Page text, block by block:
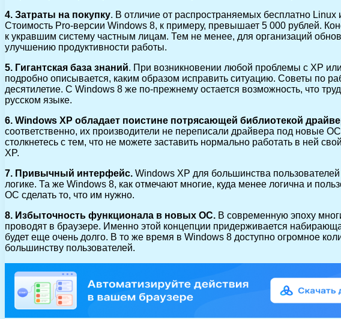
4. Затраты на покупку. В отличие от распространяемых бесплатно
Стоимость Pro-версии Windows 8, к примеру, превышает 5 000 рублей.
к укравшим систему частным лицам. Тем не менее, для организаций
улучшению продуктивности работы.
5. Гигантская база знаний. При возникновении любой проблемы с XP
подробно описывается, каким образом исправить ситуацию. Советы по
десятилетие. С Windows 8 же по-прежнему остается возможность, что
русском языке.
6. Windows XP обладает поистине потрясающей библиотекой
соответственно, их производители не переписали драйвера под новые
столкнетесь с тем, что не можете заставить нормально работать в ней
XP.
7. Привычный интерфейс. Windows XP для большинства
логике. Та же Windows 8, как отмечают многие, куда менее логична и
ОС сделать то, что им нужно.
8. Избыточность функционала в новых ОС. В современную эпоху
проводят в браузере. Именно этой концепции придерживается
будет еще очень долго. В то же время в Windows 8 доступно огромное
большинству пользователей.